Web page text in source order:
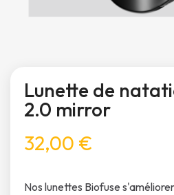
Lunette de
2.0 mirror
32,00 €
Nos lunettes Biofuse